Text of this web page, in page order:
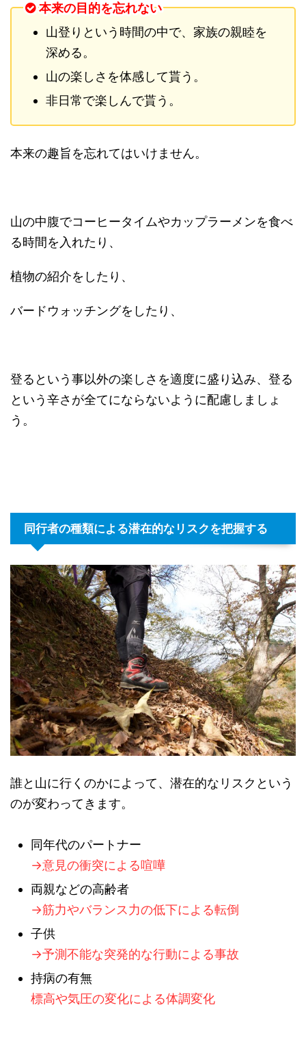
本来の目的を忘れない
山登りという時間の中で、家族の親睦を
深める。
山の楽しさを体感して貰う。
非日常で楽しんで貰う。
本来の趣旨を忘れてはいけません。
山の中腹でコーヒータイムやカップラーメンを食べ
る時間を入れたり、
植物の紹介をしたり、
バードウォッチングをしたり、
登るという事以外の楽しさを適度に盛り込み、登る
という辛さが全てにならないように配慮しましょ
う。
同行者の種類による潜在的なリスクを把握する
誰と山に行くのかによって、潜在的なリスクという
のが変わってきます。
同年代のパートナー
→意見の衝突による喧嘩
両親などの高齢者
→筋力やバランス力の低下による転倒
子供
→予測不能な突発的な行動による事故
持病の有無
標高や気圧の変化による体調変化